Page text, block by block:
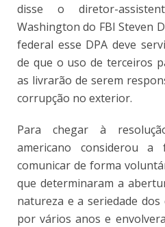
disse o diretor-
Washington do FBI Steven
federal esse DPA deve
de que o uso de terceiros
as livrarão de serem
corrupção no exterior.
Para chegar à
americano considerou
comunicar de forma
que determinaram a
natureza e a seriedade
por vários anos e